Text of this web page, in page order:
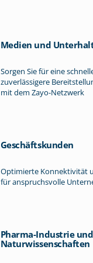
Medien und
Sorgen Sie für eine
zuverlässigere
mit dem Zayo-Netzwerk
Geschäftskunden
Optimierte Konnektivität
für anspruchsvolle
Pharma-Industrie und
Naturwissenschaften